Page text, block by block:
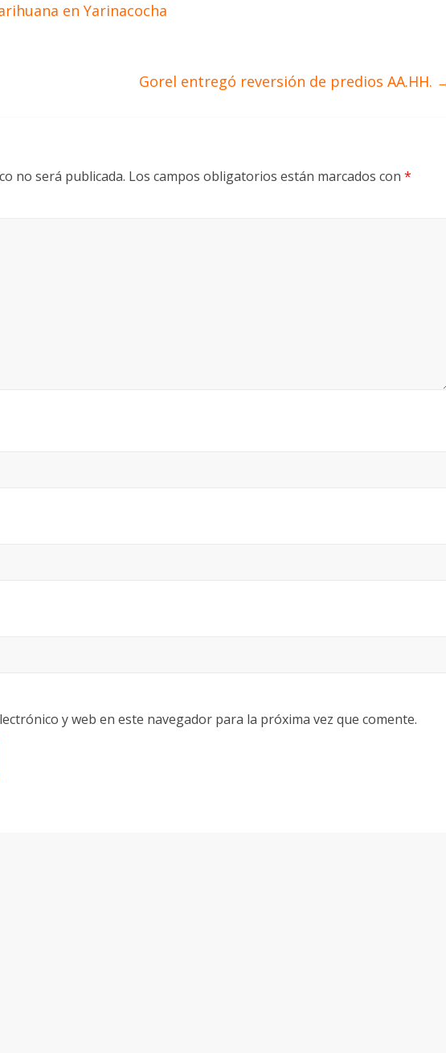
en Yarinacocha
Gorel entregó reversión de predios AA.HH.
no será publicada. Los campos obligatorios están marcados con *
y web en este navegador para la próxima vez que comente.